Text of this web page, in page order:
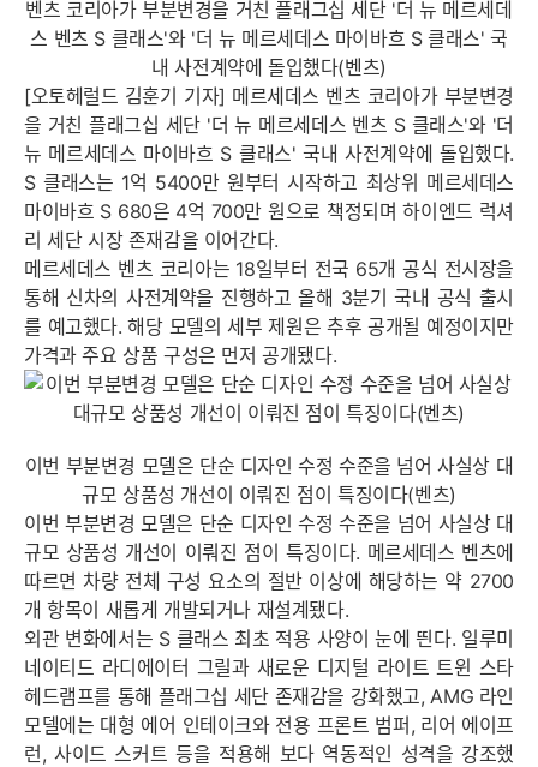
벤츠 코리아가 부분변경을 거친 플래그십 세단 '더 뉴 메르세데
스 벤츠 S 클래스'와 '더 뉴 메르세데스 마이바흐 S 클래스' 국
내 사전계약에 돌입했다(벤츠)
[오토헤럴드 김훈기 기자] 메르세데스 벤츠 코리아가 부분변경
을 거친 플래그십 세단 '더 뉴 메르세데스 벤츠 S 클래스'와 '더
뉴 메르세데스 마이바흐 S 클래스' 국내 사전계약에 돌입했다.
S 클래스는 1억 5400만 원부터 시작하고 최상위 메르세데스
마이바흐 S 680은 4억 700만 원으로 책정되며 하이엔드 럭셔
리 세단 시장 존재감을 이어간다.
메르세데스 벤츠 코리아는 18일부터 전국 65개 공식 전시장을
통해 신차의 사전계약을 진행하고 올해 3분기 국내 공식 출시
를 예고했다. 해당 모델의 세부 제원은 추후 공개될 예정이지만
가격과 주요 상품 구성은 먼저 공개됐다.
이번 부분변경 모델은 단순 디자인 수정 수준을 넘어 사실상 대
규모 상품성 개선이 이뤄진 점이 특징이다(벤츠)
이번 부분변경 모델은 단순 디자인 수정 수준을 넘어 사실상 대
규모 상품성 개선이 이뤄진 점이 특징이다. 메르세데스 벤츠에
따르면 차량 전체 구성 요소의 절반 이상에 해당하는 약 2700
개 항목이 새롭게 개발되거나 재설계됐다.
외관 변화에서는 S 클래스 최초 적용 사양이 눈에 띈다. 일루미
네이티드 라디에이터 그릴과 새로운 디지털 라이트 트윈 스타
헤드램프를 통해 플래그십 세단 존재감을 강화했고, AMG 라인
모델에는 대형 에어 인테이크와 전용 프론트 범퍼, 리어 에이프
런, 사이드 스커트 등을 적용해 보다 역동적인 성격을 강조했